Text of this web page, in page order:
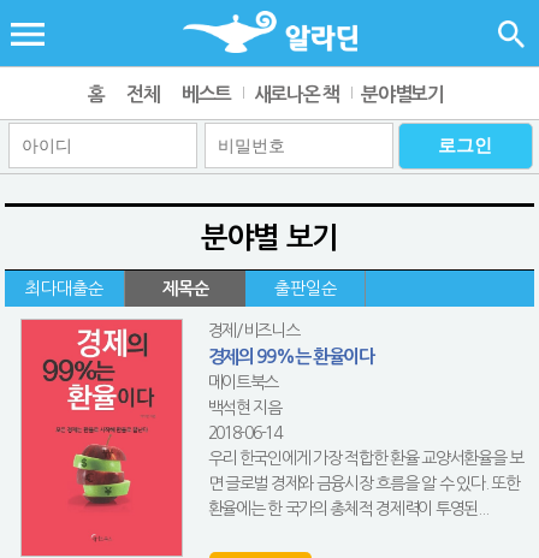
홈 전체 베스트 새로나온 책 분야별보기
분야별 보기
최다대출순 제목순 출판일순
경제/비즈니스
경제의 99%는 환율이다
메이트북스
백석현 지음
2018-06-14
우리 한국인에게 가장 적합한 환율 교양서환율을 보
면 글로벌 경제와 금융시장 흐름을 알 수 있다. 또한
환율에는 한 국가의 총체적 경제력이 투영된...